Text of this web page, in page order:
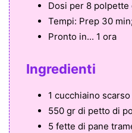
Dosi per 8 polpette
Tempi: Prep 30
Pronto in... 1 ora
Ingredienti
1 cucchiaino
550 gr di petto di
5 fette di pane